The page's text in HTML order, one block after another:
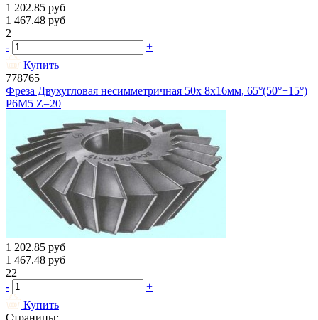
1 202.85 руб
1 467.48 руб
2
-
+
Купить
778765
Фреза Двухугловая несимметричная 50х 8х16мм, 65°(50°+15°)
Р6М5 Z=20
1 202.85 руб
1 467.48 руб
22
-
+
Купить
Страницы: